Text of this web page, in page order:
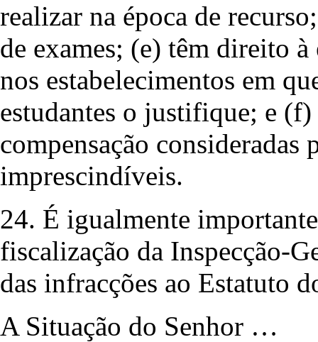
realizar na época de
de exames; (e) têm direito
nos estabelecimentos em
estudantes o justifique; e
compensação consideradas
imprescindíveis.
24. É igualmente
fiscalização da Inspecção-
das infracções ao Estatuto
A Situação do Senhor …